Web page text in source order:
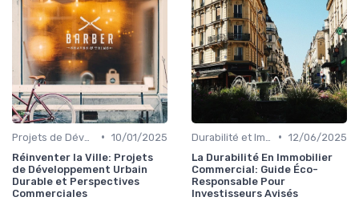
• 10/01/2025
Réinventer la Ville: Projets
de Développement Urbain
Durable et Perspectives
Commerciales
• 12/06/2025
La Durabilité En Immobilier
Commercial: Guide Éco-
Responsable Pour
Investisseurs Avisés